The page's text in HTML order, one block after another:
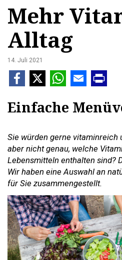
Mehr
Alltag
14. Juli 2021
Einfache
Sie würden gerne vitaminreich
aber nicht genau, welche
Lebensmitteln enthalten sind?
Wir haben eine Auswahl an
für Sie zusammengestellt.